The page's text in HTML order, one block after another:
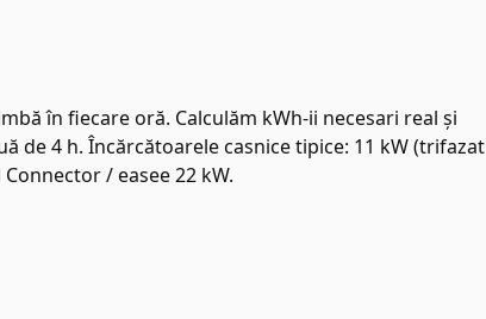
în fiecare oră. Calculăm kWh-ii necesari real și
de 4 h. Încărcătoarele casnice tipice: 11 kW (trifazat
/ easee 22 kW.